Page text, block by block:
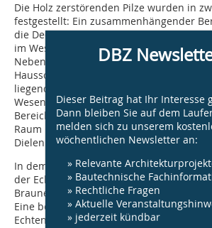
Die Holz zerstörenden Pilze wurden in
festgestellt: Ein zusammenhängender
die Decke über dem Kellergeschoss
im Wesentlichen zwischen
Nebenraum mit der Tür zur Kellertreppe
Hausschwamm bei der Holzzarge) und
liegenden Kellerräume (Brauner
Wesentlichen bei einer Holzzarge)
Bereich befindet sich in dem an das Bad
Raum im ersten Obergeschoss
Dielenbrettern und Parkett).
In dem Bereich im Erdgeschoss und
der Echte Hausschwamm (Serpula
Braune Kellerschwamm (Coniophora
Eine besondere Bedeutung kommt
Echten Hausschwamm zu, weil er für eine
DBZ
Dieser Beitrag hat Ihr Interesse
Dann bleiben Sie auf dem
melden sich zu unserem
wöchentlichen Newsletter an:
» Relevante
» Bautechnische
» Rechtliche Fragen
» Aktuelle
» jederzeit kündbar